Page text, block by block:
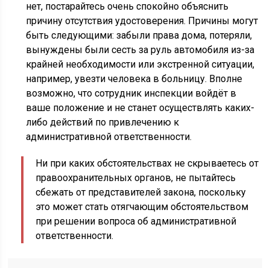
нет, постарайтесь очень спокойно объяснить
причину отсутствия удостоверения. Причины могут
быть следующими: забыли права дома, потеряли,
вынуждены были сесть за руль автомобиля из-за
крайней необходимости или экстренной ситуации,
например, увезти человека в больницу. Вполне
возможно, что сотрудник инспекции войдёт в
ваше положение и не станет осуществлять каких-
либо действий по привлечению к
административной ответственности.
Ни при каких обстоятельствах не скрываетесь от
правоохранительных органов, не пытайтесь
сбежать от представителей закона, поскольку
это может стать отягчающим обстоятельством
при решении вопроса об административной
ответственности.